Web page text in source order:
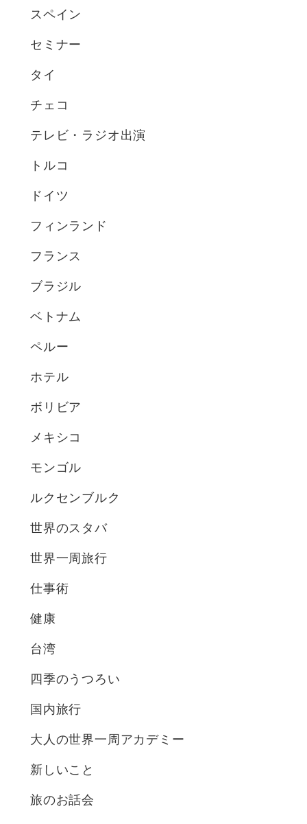
スペイン
セミナー
タイ
チェコ
テレビ・ラジオ出演
トルコ
ドイツ
フィンランド
フランス
ブラジル
ベトナム
ペルー
ホテル
ボリビア
メキシコ
モンゴル
ルクセンブルク
世界のスタバ
世界一周旅行
仕事術
健康
台湾
四季のうつろい
国内旅行
大人の世界一周アカデミー
新しいこと
旅のお話会